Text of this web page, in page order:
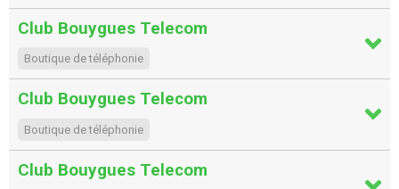
Club Bouygues Telecom
Boutique de téléphonie
Club Bouygues Telecom
Boutique de téléphonie
Club Bouygues Telecom